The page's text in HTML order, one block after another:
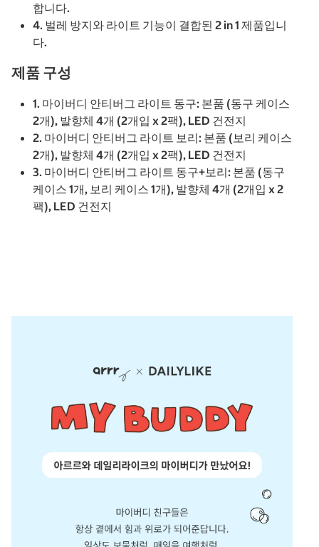
합니다.
4. 벌레 방지와 라이트 기능이 결합된 2 in 1 제품입니
다.
제품 구성
1. 마이버디 안티버그 라이트 동구: 본품 (동구 케이스
2개), 발향체 4개 (2개입 x 2팩), LED 건전지
2. 마이버디 안티버그 라이트 보리: 본품 (보리 케이스
2개), 발향체 4개 (2개입 x 2팩), LED 건전지
3. 마이버디 안티버그 라이트 동구+보리: 본품 (동구
케이스 1개, 보리 케이스 1개), 발향체 4개 (2개입 x 2
팩), LED 건전지